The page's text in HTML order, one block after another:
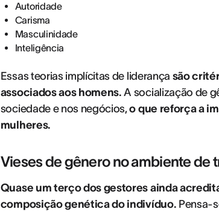
Autoridade
Carisma
Masculinidade
Inteligência
Essas teorias implícitas de liderança são
associados aos homens. A socialização de
sociedade e nos negócios,o que reforça a
mulheres.
Vieses de gênero no ambiente de
Quase um terço dos gestores ainda
composição genética do indivíduo. Pensa-